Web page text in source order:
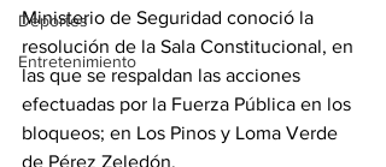
Deportes
Entretenimiento
Ministerio de Seguridad conoció la
resolución de la Sala Constitucional, en
las que se respaldan las acciones
efectuadas por la Fuerza Pública en los
bloqueos; en Los Pinos y Loma Verde
de Pérez Zeledón.